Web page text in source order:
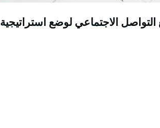
التواصل الاجتماعي لوضع استراتيجية